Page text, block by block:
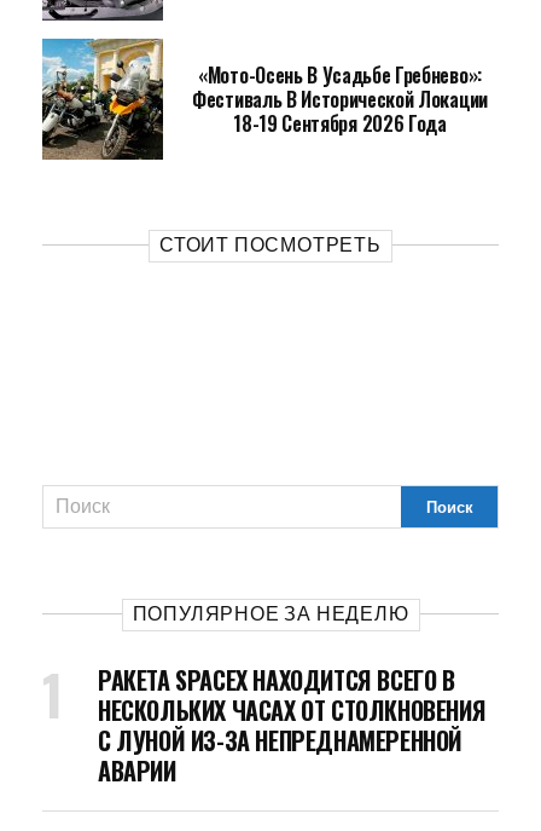
«Мото-Осень В Усадьбе Гребнево»:
Фестиваль В Исторической Локации
18-19 Сентября 2026 Года
СТОИТ ПОСМОТРЕТЬ
ПОПУЛЯРНОЕ ЗА НЕДЕЛЮ
РАКЕТА SPACEX НАХОДИТСЯ ВСЕГО В
НЕСКОЛЬКИХ ЧАСАХ ОТ СТОЛКНОВЕНИЯ
С ЛУНОЙ ИЗ-ЗА НЕПРЕДНАМЕРЕННОЙ
АВАРИИ